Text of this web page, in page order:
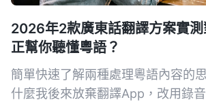
2026年2款廣東話翻譯方案實
正幫你聽懂粵語？
簡單快速了解兩種處理粵語內容的
什麼我後來放棄翻譯App，改用錄